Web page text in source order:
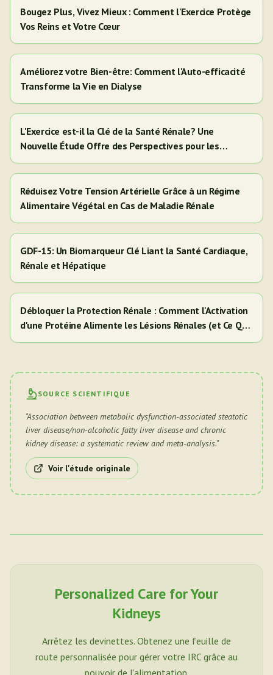
Bougez Plus, Vivez Mieux : Comment l'Exercice Protège
Vos Reins et Votre Cœur
Améliorez votre Bien-être: Comment l'Auto-efficacité
Transforme la Vie en Dialyse
L'Exercice est-il la Clé de la Santé Rénale? Une
Nouvelle Étude Offre des Perspectives pour les
Adultes Hispaniques/Latinos
Réduisez Votre Tension Artérielle Grâce à un Régime
Alimentaire Végétal en Cas de Maladie Rénale
GDF-15: Un Biomarqueur Clé Liant la Santé Cardiaque,
Rénale et Hépatique
Débloquer la Protection Rénale : Comment l'Activation
d'une Protéine Alimente les Lésions Rénales (et Ce Que
Cela Signifie Pour Vous)
SOURCE SCIENTIFIQUE
"Association between metabolic dysfunction-associated steatotic
liver disease/non-alcoholic fatty liver disease and chronic
kidney disease: a systematic review and meta-analysis."
Voir l'étude originale
Personalized Care for Your
Kidneys
Arrêtez les devinettes. Obtenez une feuille de
route personnalisée pour gérer votre IRC grâce au
pouvoir de l'alimentation.